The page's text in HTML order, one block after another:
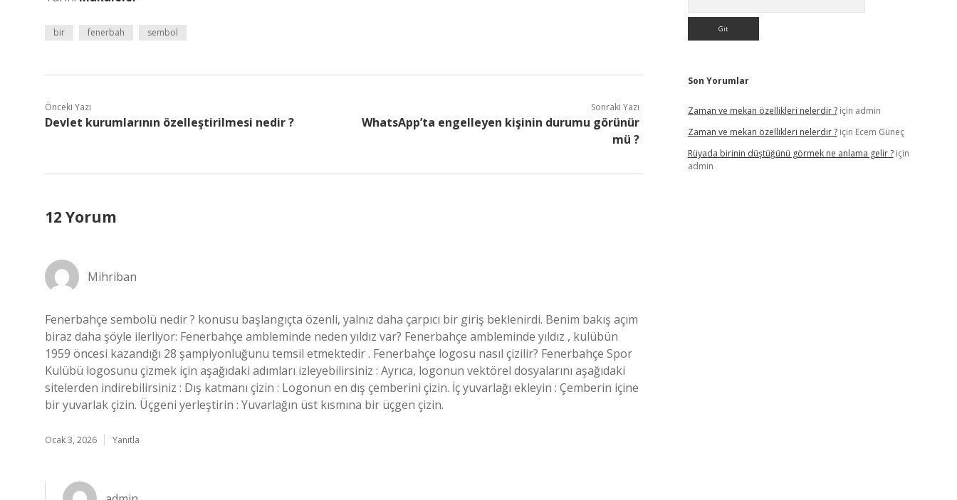
bir fenerbah sembol
Önceki Yazı
Devlet kurumlarının özelleştirilmesi nedir ?
Sonraki Yazı
WhatsApp’ta engelleyen kişinin durumu görünür
mü ?
12 Yorum
Mihriban
Fenerbahçe sembolü nedir ? konusu başlangıçta özenli, yalnız daha çarpıcı bir giriş beklenirdi. Benim bakış açım
biraz daha şöyle ilerliyor: Fenerbahçe ambleminde neden yıldız var? Fenerbahçe ambleminde yıldız , kulübün
1959 öncesi kazandığı 28 şampiyonluğunu temsil etmektedir . Fenerbahçe logosu nasıl çizilir? Fenerbahçe Spor
Kulübü logosunu çizmek için aşağıdaki adımları izleyebilirsiniz : Ayrıca, logonun vektörel dosyalarını aşağıdaki
sitelerden indirebilirsiniz : Dış katmanı çizin : Logonun en dış çemberini çizin. İç yuvarlağı ekleyin : Çemberin içine
bir yuvarlak çizin. Üçgeni yerleştirin : Yuvarlağın üst kısmına bir üçgen çizin.
Ocak 3, 2026 Yanıtla
Son Yorumlar
Zaman ve mekan özellikleri nelerdir ?için admin
Zaman ve mekan özellikleri nelerdir ?için Ecem Güneç
Rüyada birinin düştüğünü görmek ne anlama gelir ?için
admin